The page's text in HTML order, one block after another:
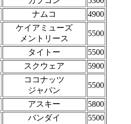
ナムコ 4900
ケイアミューズ
メントリース
5500
タイトー
5500
スクウェア 5900
ココナッツ
ジャパン
5500
アスキー
5800
バンダイ
5500